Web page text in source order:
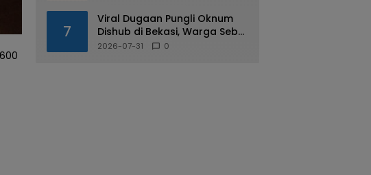
7
Viral Dugaan Pungli Oknum
Dishub di Bekasi, Warga Sebut
Praktik Diduga Sudah
2026-07-31 0